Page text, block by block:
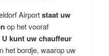
Airportstaat uw
op het vooraf
U kunt uw chauffeur
het bordje, waarop uw